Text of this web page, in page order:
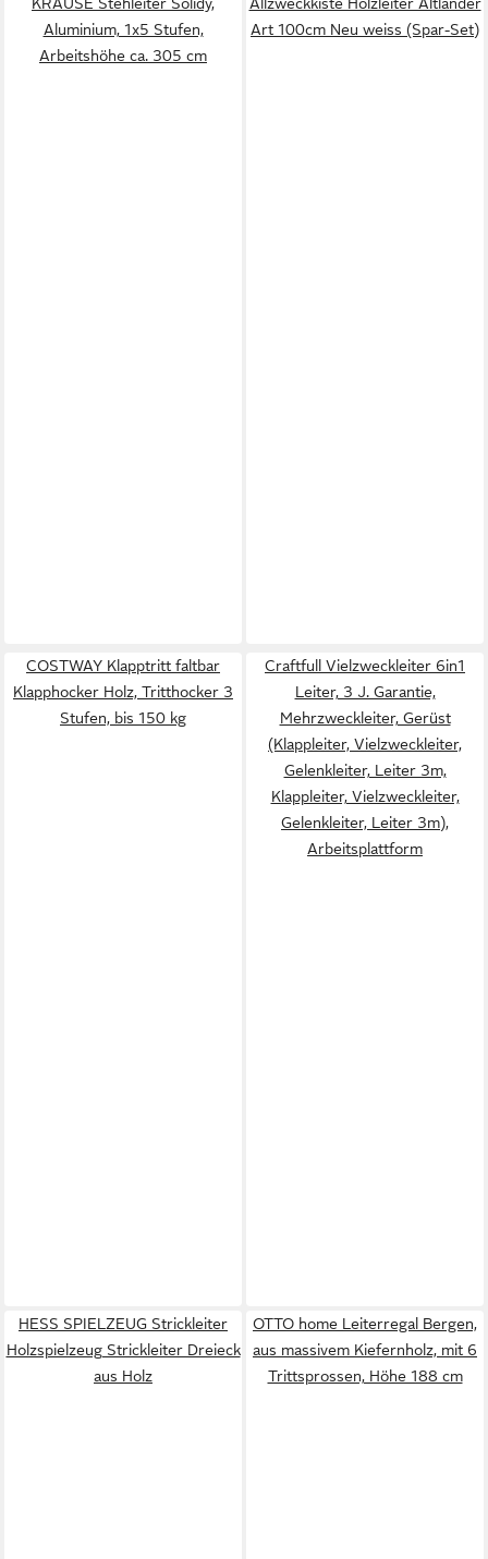
Aluminium, 1x5 Stufen,
Arbeitshöhe ca. 305 cm
Art 100cm Neu weiss (Spar-Set)
COSTWAY Klapptritt faltbar
Klapphocker Holz, Tritthocker 3
Stufen, bis 150 kg
Craftfull Vielzweckleiter 6in1
Leiter, 3 J. Garantie,
Mehrzweckleiter, Gerüst
(Klappleiter, Vielzweckleiter,
Gelenkleiter, Leiter 3m,
Klappleiter, Vielzweckleiter,
Gelenkleiter, Leiter 3m),
Arbeitsplattform
HESS SPIELZEUG Strickleiter
Holzspielzeug Strickleiter Dreieck
aus Holz
OTTO home Leiterregal Bergen,
aus massivem Kiefernholz, mit 6
Trittsprossen, Höhe 188 cm